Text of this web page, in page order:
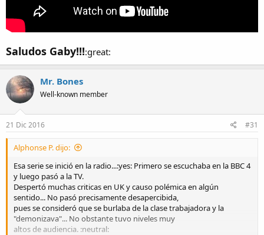
Saludos Gaby!!!:great:
Mr. Bones
Well-known member
21 Dic 2016 #31
Alphonse P. dijo:
Esa serie se inició en la radio...:yes: Primero se escuchaba en la BBC 4
y luego pasó a la TV.
Despertó muchas criticas en UK y causo polémica en algún
sentido... No pasó precisamente desapercibida,
pues se consideró que se burlaba de la clase trabajadora y la
"demonizava"... No obstante tuvo niveles muy
altos de audiencia. :neutral: